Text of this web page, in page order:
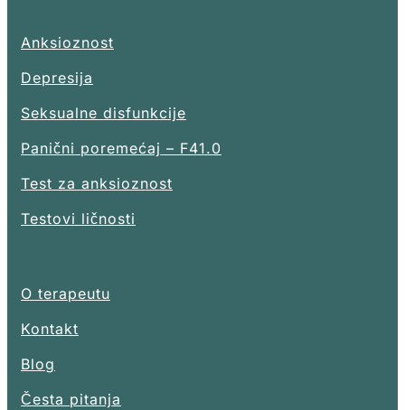
Anksioznost
Depresija
Seksualne disfunkcije
Panični poremećaj – F41.0
Test za anksioznost
Testovi ličnosti
O terapeutu
Kontakt
Blog
Česta pitanja